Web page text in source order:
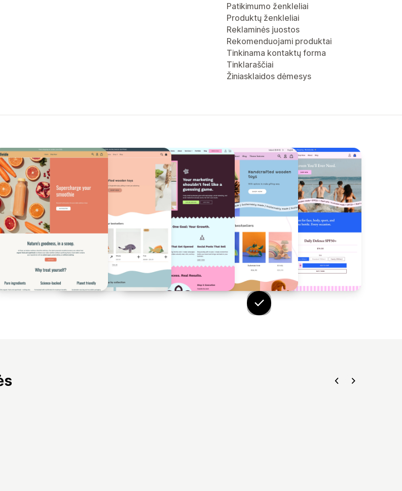
Patikimumo ženkleliai
Produktų ženkleliai
Reklaminės juostos
Rekomenduojami produktai
Tinkinama kontaktų forma
Tinklaraščiai
Žiniasklaidos dėmesys